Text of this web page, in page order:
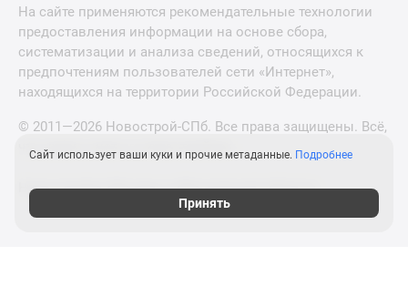
На сайте применяются рекомендательные технологии
предоставления информации на основе сбора,
систематизации и анализа сведений, относящихся к
предпочтениям пользователей сети «Интернет»,
находящихся на территории Российской Федерации.
© 2011—2026 Новострой-СПб. Все права защищены. Всё,
что нужно знать о новостройках
Новостройки Москвы и Московской области
Сайт использует ваши куки и прочие метаданные. Подробнее
Принять